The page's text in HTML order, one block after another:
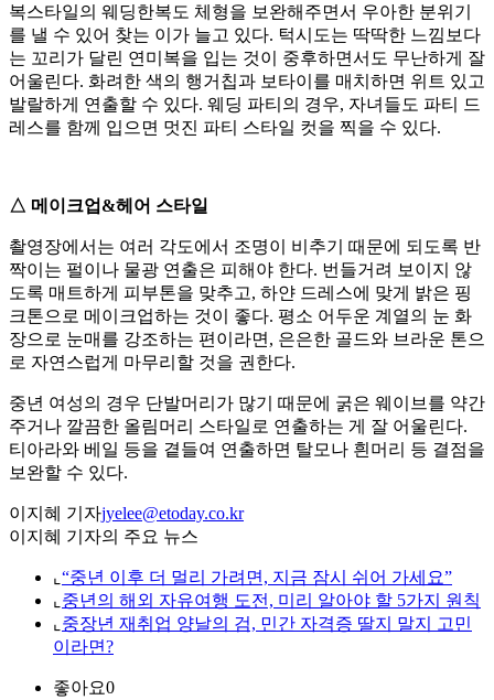
복스타일의 웨딩한복도 체형을 보완해주면서 우아한 분위기
를 낼 수 있어 찾는 이가 늘고 있다. 턱시도는 딱딱한 느낌보다
는 꼬리가 달린 연미복을 입는 것이 중후하면서도 무난하게 잘
어울린다. 화려한 색의 행거칩과 보타이를 매치하면 위트 있고
발랄하게 연출할 수 있다. 웨딩 파티의 경우, 자녀들도 파티 드
레스를 함께 입으면 멋진 파티 스타일 컷을 찍을 수 있다.
△ 메이크업&헤어 스타일
촬영장에서는 여러 각도에서 조명이 비추기 때문에 되도록 반
짝이는 펄이나 물광 연출은 피해야 한다. 번들거려 보이지 않
도록 매트하게 피부톤을 맞추고, 하얀 드레스에 맞게 밝은 핑
크톤으로 메이크업하는 것이 좋다. 평소 어두운 계열의 눈 화
장으로 눈매를 강조하는 편이라면, 은은한 골드와 브라운 톤으
로 자연스럽게 마무리할 것을 권한다.
중년 여성의 경우 단발머리가 많기 때문에 굵은 웨이브를 약간
주거나 깔끔한 올림머리 스타일로 연출하는 게 잘 어울린다.
티아라와 베일 등을 곁들여 연출하면 탈모나 흰머리 등 결점을
보완할 수 있다.
이지혜 기자jyelee@etoday.co.kr
이지혜 기자의 주요 뉴스
⌞ “중년 이후 더 멀리 가려면, 지금 잠시 쉬어 가세요”
⌞ 중년의 해외 자유여행 도전, 미리 알아야 할 5가지 원칙
⌞ 중장년 재취업 양날의 검, 민간 자격증 딸지 말지 고민
이라면?
좋아요0